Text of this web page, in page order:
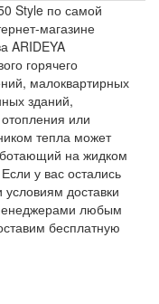
Style по самой
магазине
ARIDEYA
горячего
малоквартирных
зданий,
или
тепла может
на жидком
у вас остались
доставки
любым
бесплатную